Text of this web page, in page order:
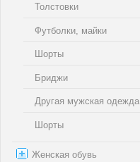
Толстовки
Футболки, майки
Шорты
Бриджи
Другая мужская одежда
Шорты
Женская обувь